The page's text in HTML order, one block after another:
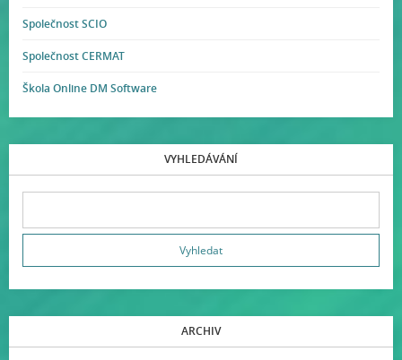
Společnost SCIO
Společnost CERMAT
Škola Online DM Software
VYHLEDÁVÁNÍ
ARCHIV